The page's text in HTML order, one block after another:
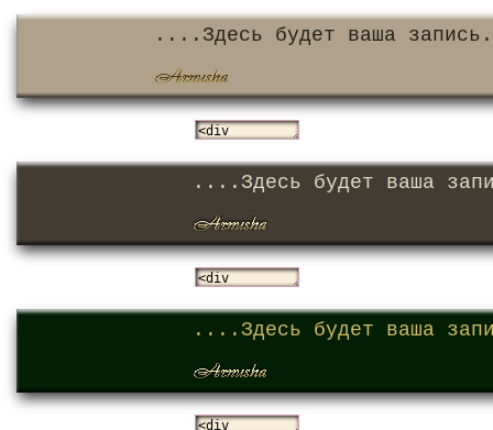
....Здесь будет ваша
....Здесь будет ваша
....Здесь будет ваша